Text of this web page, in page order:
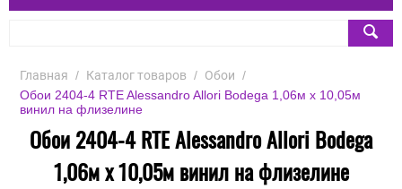
Главная / Каталог товаров / Обои /
Обои 2404-4 RTE Alessandro Allori Bodega 1,06м х 10,05м
винил на флизелине
Обои 2404-4 RTE Alessandro Allori Bodega
1,06м х 10,05м винил на флизелине